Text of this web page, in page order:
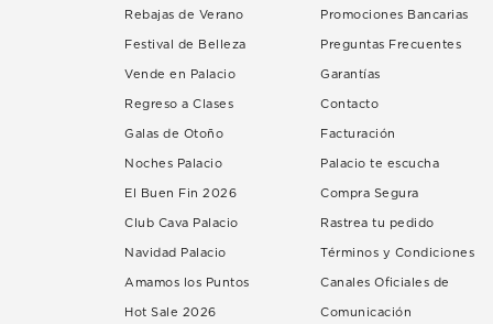
Rebajas de Verano
Festival de Belleza
Vende en Palacio
Regreso a Clases
Galas de Otoño
Noches Palacio
El Buen Fin 2026
Club Cava Palacio
Navidad Palacio
Amamos los Puntos
Hot Sale 2026
Promociones Bancarias
Preguntas Frecuentes
Garantías
Contacto
Facturación
Palacio te escucha
Compra Segura
Rastrea tu pedido
Términos y Condiciones
Canales Oficiales de
Comunicación